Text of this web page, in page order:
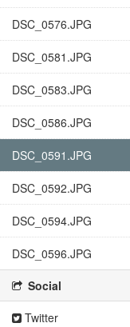
DSC_0576.JPG
DSC_0581.JPG
DSC_0583.JPG
DSC_0586.JPG
DSC_0591.JPG
DSC_0592.JPG
DSC_0594.JPG
DSC_0596.JPG
Social
Twitter